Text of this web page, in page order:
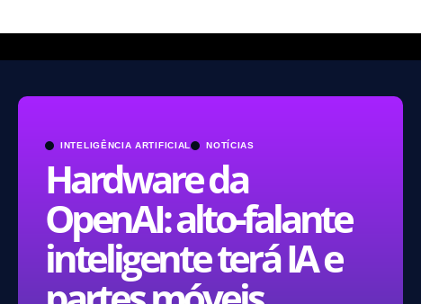
INTELIGÊNCIA ARTIFICIAL NOTÍCIAS
Hardware da
OpenAI: alto-falante
inteligente terá IA e